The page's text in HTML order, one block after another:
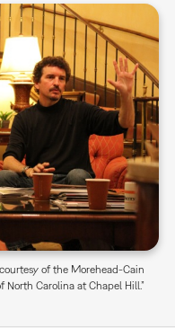
of the Morehead-Cain
North Carolina at Chapel Hill.”